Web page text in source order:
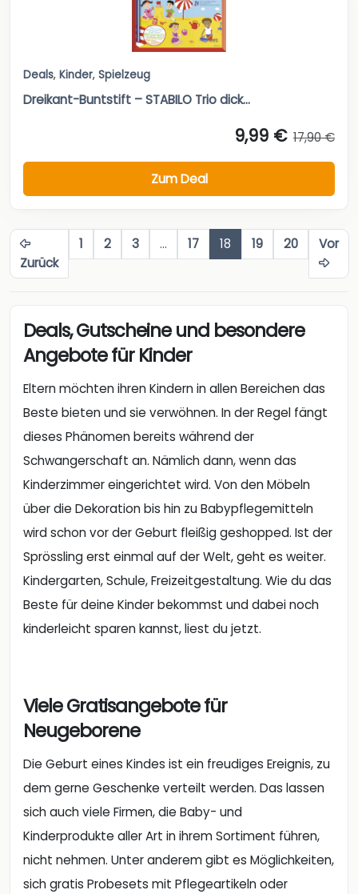
Deals, Kinder, Spielzeug
Dreikant-Buntstift – STABILO Trio dick...
9,99 € 17,90 €
Zum Deal
Zurück
1 2 3 … 17 18 19 20 Vor
Deals, Gutscheine und besondere
Angebote für Kinder
Eltern möchten ihren Kindern in allen Bereichen das
Beste bieten und sie verwöhnen. In der Regel fängt
dieses Phänomen bereits während der
Schwangerschaft an. Nämlich dann, wenn das
Kinderzimmer eingerichtet wird. Von den Möbeln
über die Dekoration bis hin zu Babypflegemitteln
wird schon vor der Geburt fleißig geshopped. Ist der
Sprössling erst einmal auf der Welt, geht es weiter.
Kindergarten, Schule, Freizeitgestaltung. Wie du das
Beste für deine Kinder bekommst und dabei noch
kinderleicht sparen kannst, liest du jetzt.
Viele Gratisangebote für
Neugeborene
Die Geburt eines Kindes ist ein freudiges Ereignis, zu
dem gerne Geschenke verteilt werden. Das lassen
sich auch viele Firmen, die Baby- und
Kinderprodukte aller Art in ihrem Sortiment führen,
nicht nehmen. Unter anderem gibt es Möglichkeiten,
sich gratis Probesets mit Pflegeartikeln oder